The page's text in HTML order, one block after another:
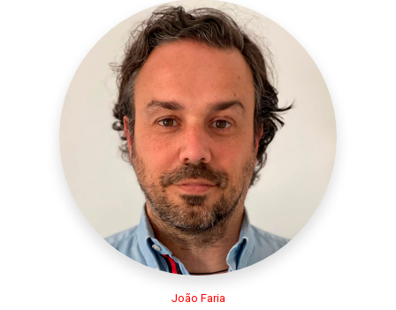
João Faria